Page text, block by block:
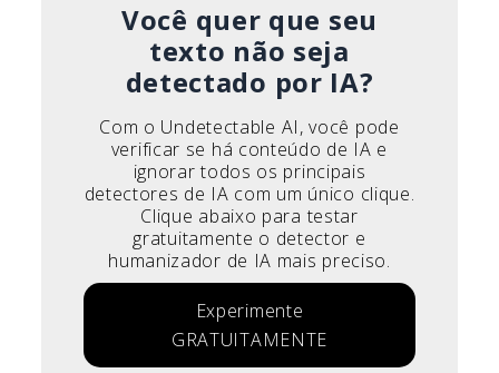
Você quer que seu
texto não seja
detectado por IA?
Com o Undetectable AI, você pode
verificar se há conteúdo de IA e
ignorar todos os principais
detectores de IA com um único clique.
Clique abaixo para testar
gratuitamente o detector e
humanizador de IA mais preciso.
Experimente
GRATUITAMENTE